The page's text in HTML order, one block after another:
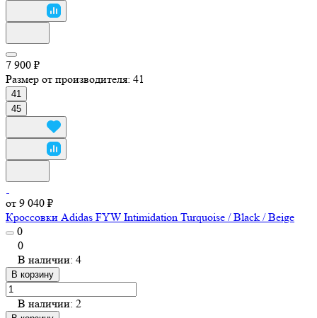
7 900 ₽
Размер от производителя: 41
41
45
от 9 040 ₽
Кроссовки Adidas FYW Intimidation Turquoise / Black / Beige
0
0
В наличии: 4
В корзину
В наличии: 2